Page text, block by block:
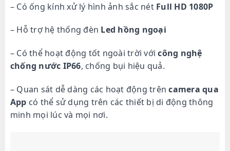
– Có ống kính xử lý hình ảnh sắc nétFull HD 1080P
– Hỗ trợ hệ thống đèn Led hồng ngoại
– Có thể hoạt động tốt ngoài trời vớicông nghệ
chống nước IP66, chống bụi hiệu quả.
– Quan sát dễ dàng các hoạt động trêncamera qua
App có thể sử dụng trên các thiết bị di động thông
minh mọi lúc và mọi nơi.